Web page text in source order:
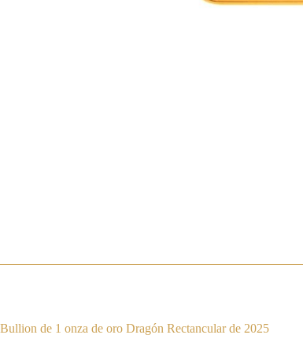
Bullion de 1 onza de oro Dragón Rectancular de 2025